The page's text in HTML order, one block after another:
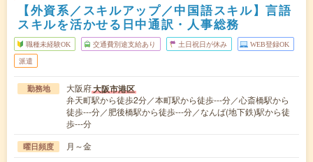
【外資系／スキルアップ／中国語スキル】言語
スキルを活かせる日中通訳・人事総務
職種未経験OK 交通費別途支給あり 土日祝日が休み WEB登録OK
派遣
勤務地 大阪府大阪市港区
弁天町駅から徒歩2分／本町駅から徒歩---分／心斎橋駅から
徒歩---分／肥後橋駅から徒歩---分／なんば(地下鉄)駅から徒
歩---分
曜日頻度 月～金